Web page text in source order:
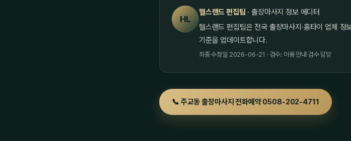
HL
헬스랜드 편집팀 · 출장마사지 정보 에디터
헬스랜드 편집팀은 전국 출장마사지·홈타이 업체 정
기준을 업데이트합니다.
최종 수정일 2026-06-21 · 검수: 이용 안내 검수 담당
📞 주교동 출장마사지 전화예약 0508-202-4711